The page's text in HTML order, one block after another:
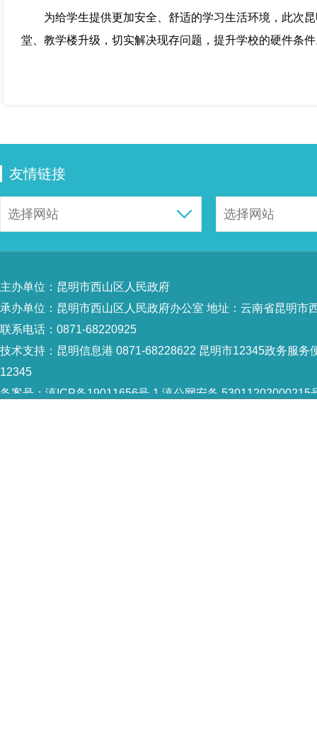
为给学生提供更加安全、舒适的学习生活环境，此次
堂、教学楼升级，切实解决现存问题，提升学校的硬件条
友情链接
主办单位：昆明市西山区人民政府
承办单位：昆明市西山区人民政府办公室 地址：云南省昆明市
联系电话：0871-68220925
技术支持： 昆明信息港 0871-68228622 昆明市12345政务服务
12345
备案号： 滇ICP备19011656号-1 滇公网安备 53011202000215